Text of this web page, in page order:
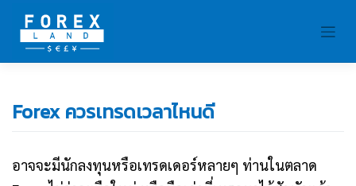
content
Forex ควรเทรดเวลาไหนดี
อาจจะมีนักลงทุนหรือเทรดเดอร์หลายๆ ท่านในตลาด